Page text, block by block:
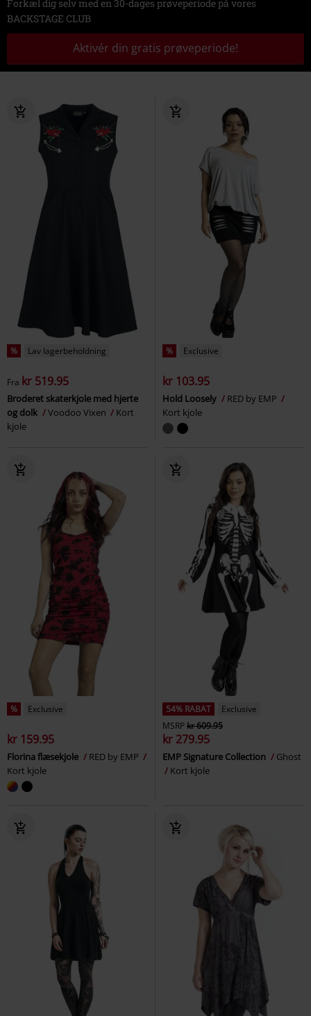
Forkæl dig selv med en 30-dages prøveperiode på vores
BACKSTAGE CLUB
Aktivér din gratis prøveperiode!
% Lav lagerbeholdning
Fra kr 519.95
Broderet skaterkjole med hjerte
og dolk
Voodoo Vixen
Kort
kjole
% Exclusive
kr 103.95
Hold Loosely
RED by EMP
Kort kjole
% Exclusive
kr 159.95
Florina flæsekjole
RED by EMP
Kort kjole
54% RABAT
Exclusive
MSRPkr 609.95
kr 279.95
EMP Signature Collection
Ghost
Kort kjole